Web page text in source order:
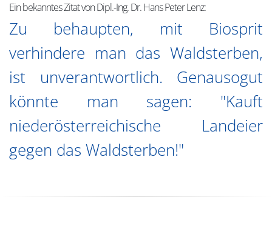
Ein bekanntes Zitat von Dipl.-Ing. Dr. Hans Peter Lenz:
Zu behaupten, mit Biosprit
verhindere man das Waldsterben,
ist unverantwortlich. Genausogut
könnte man sagen: "Kauft
niederösterreichische Landeier
gegen das Waldsterben!"